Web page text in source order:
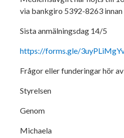
via bankgiro 5392-8263
Sista anmälningsdag 14/5
https://forms.gle/
Frågor eller funderingar hör
Styrelsen
Genom
Michaela